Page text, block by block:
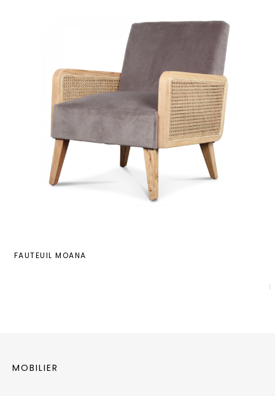
FAUTEUIL MOANA
MOBILIER